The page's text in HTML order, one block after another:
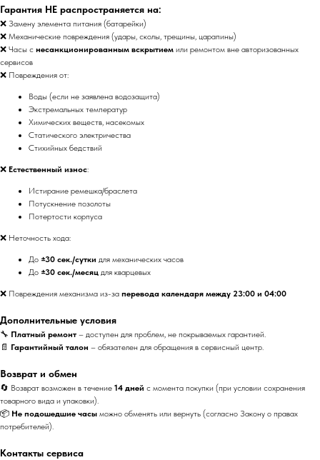
Гарантия НЕ распространяется на:
❌ Замену элемента питания (батарейки)
❌ Механические повреждения (удары, сколы, трещины, царапины)
❌ Часы с несанкционированным вскрытием или ремонтом вне авторизованных
сервисов
❌ Повреждения от:
Воды (если не заявлена водозащита)
Экстремальных температур
Химических веществ, насекомых
Статического электричества
Стихийных бедствий
❌ Естественный износ:
Истирание ремешка/браслета
Потускнение позолоты
Потертости корпуса
❌ Неточность хода:
До ±30 сек./сутки для механических часов
До ±30 сек./месяц для кварцевых
❌ Повреждения механизма из-за перевода календаря между 23:00 и 04:00
Дополнительные условия
🔧 Платный ремонт – доступен для проблем, не покрываемых гарантией.
📄 Гарантийный талон – обязателен для обращения в сервисный центр.
Возврат и обмен
🔄 Возврат возможен в течение 14 дней с момента покупки (при условии сохранения
товарного вида и упаковки).
📦 Не подошедшие часы можно обменять или вернуть (согласно Закону о правах
потребителей).
Контакты сервиса